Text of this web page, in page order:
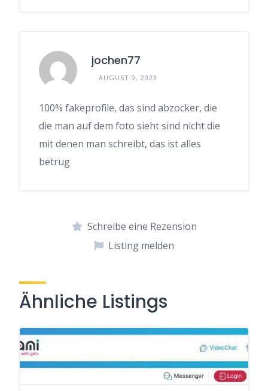
jochen77
AUGUST 9, 2023
100% fakeprofile, das sind abzocker, die
die man auf dem foto sieht sind nicht die
mit denen man schreibt, das ist alles
betrug
Schreibe eine Rezension
Listing melden
Ähnliche Listings